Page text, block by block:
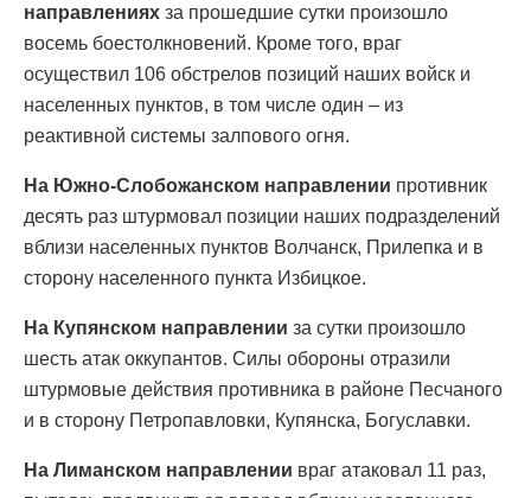
направлениях за прошедшие сутки произошло
восемь боестолкновений. Кроме того, враг
осуществил 106 обстрелов позиций наших войск и
населенных пунктов, в том числе один – из
реактивной системы залпового огня.
На Южно-Слобожанском направлении противник
десять раз штурмовал позиции наших подразделений
вблизи населенных пунктов Волчанск, Прилепка и в
сторону населенного пункта Избицкое.
На Купянском направлении за сутки произошло
шесть атак оккупантов. Силы обороны отразили
штурмовые действия противника в районе Песчаного
и в сторону Петропавловки, Купянска, Богуславки.
На Лиманском направлении враг атаковал 11 раз,